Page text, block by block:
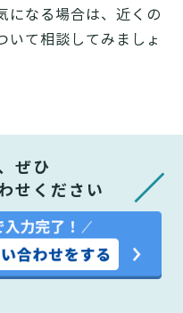
になる場合は、近くの
いて相談してみましょ
ぜひ
せください